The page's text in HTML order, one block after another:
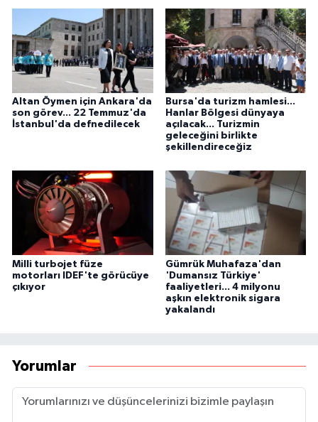
Altan Öymen için Ankara'da
son görev... 22 Temmuz'da
İstanbul'da defnedilecek
Bursa'da turizm hamlesi...
Hanlar Bölgesi dünyaya
açılacak... Turizmin
geleceğini birlikte
şekillendireceğiz
Milli turbojet füze
motorları IDEF'te görücüye
çıkıyor
Gümrük Muhafaza'dan
'Dumansız Türkiye'
faaliyetleri... 4 milyonu
aşkın elektronik sigara
yakalandı
Yorumlar